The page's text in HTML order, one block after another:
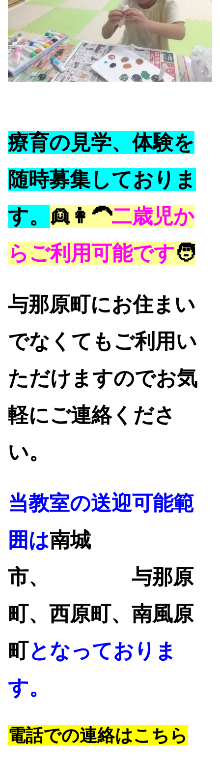
療育の見学、体験を
随時募集しておりま
す。 👱👩‍🦱二歳児か
らご利用可能です🧑
与那原町にお住まい
でなくてもご利用い
ただけますのでお気
軽にご連絡くださ
い。
当教室の送迎可能範
囲は南城
市、
与那原
町、西原町、南風原
町となっておりま
す。
電話での連絡はこちら